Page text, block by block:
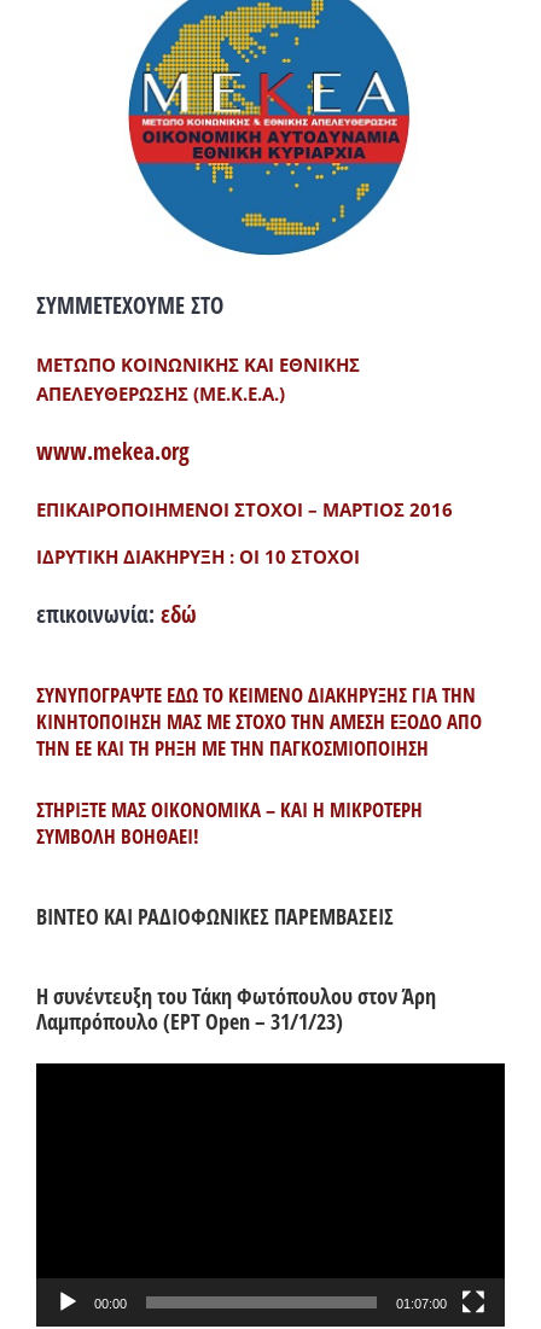
ΣΥΜΜΕΤΕΧΟΥΜΕ ΣΤΟ
ΜΕΤΩΠΟ ΚΟΙΝΩΝΙΚΗΣ ΚΑΙ ΕΘΝΙΚΗΣ
ΑΠΕΛΕΥΘΕΡΩΣΗΣ (ΜΕ.Κ.Ε.Α.)
www.mekea.org
ΕΠΙΚΑΙΡΟΠΟΙΗΜΕΝΟΙ ΣΤΟΧΟΙ – ΜΑΡΤΙΟΣ 2016
ΙΔΡΥΤΙΚΗ ΔΙΑΚΗΡΥΞΗ : ΟΙ 10 ΣΤΟΧΟΙ
επικοινωνία: εδώ
ΣΥΝΥΠΟΓΡΑΨΤΕ ΕΔΩ ΤΟ ΚΕΙΜΕΝΟ ΔΙΑΚΗΡΥΞΗΣ ΓΙΑ ΤΗΝ
ΚΙΝΗΤΟΠΟΙΗΣΗ ΜΑΣ ΜΕ ΣΤΟΧΟ ΤΗΝ ΑΜΕΣΗ ΕΞΟΔΟ ΑΠΟ
ΤΗΝ ΕΕ ΚΑΙ ΤΗ ΡΗΞΗ ΜΕ ΤΗΝ ΠΑΓΚΟΣΜΙΟΠΟΙΗΣΗ
ΣΤΗΡΙΞΤΕ ΜΑΣ ΟΙΚΟΝΟΜΙΚΑ – ΚΑΙ Η ΜΙΚΡΟΤΕΡΗ
ΣΥΜΒΟΛΗ ΒΟΗΘΑΕΙ!
ΒΙΝΤΕΟ ΚΑΙ ΡΑΔΙΟΦΩΝΙΚΕΣ ΠΑΡΕΜΒΑΣΕΙΣ
Η συνέντευξη του Τάκη Φωτόπουλου στον Άρη
Λαμπρόπουλο (ΕΡΤ Open – 31/1/23)
00:00 01:07:00